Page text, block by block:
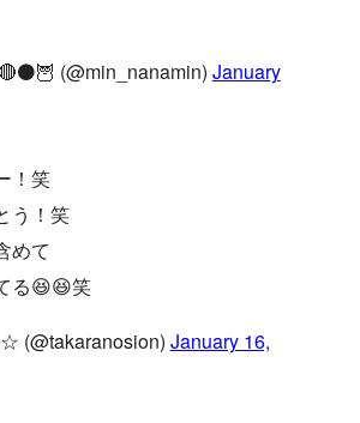
(@min_nanamin) January
！笑
う！笑
めて
る😆😆笑
(@takaranosion) January 16,